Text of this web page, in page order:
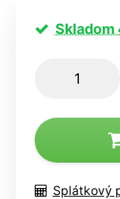
Skladom
Splátkový